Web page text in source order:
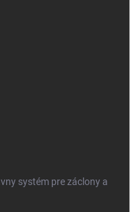
systém pre záclony a